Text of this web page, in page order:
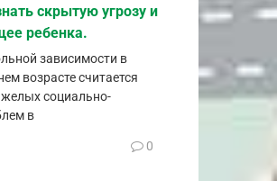
скрытую угрозу и
ребенка.
зависимости в
возрасте считается
социально-
в
0